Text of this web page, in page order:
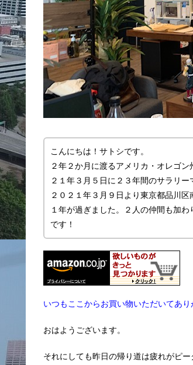
こんにちは！サトシです。
２年２か月に渡るアメリカ・オレゴ
２１年３月５日に２３年間のサラリー
２０２１年３月９日より東京都品川
１年が過ぎました。２人の仲間も加
です！
いつもここからお買い物いただいてあ
おはようございます。
それにしても昨日の帰り道は疲れがピ